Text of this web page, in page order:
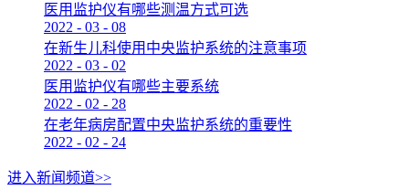
医用监护仪有哪些测温方式可选
2022 - 03 - 08
在新生儿科使用中央监护系统的注意事项
2022 - 03 - 02
医用监护仪有哪些主要系统
2022 - 02 - 28
在老年病房配置中央监护系统的重要性
2022 - 02 - 24
进入新闻频道>>